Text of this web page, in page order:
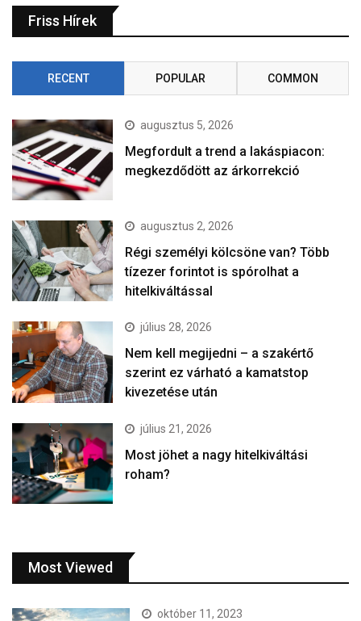
Friss Hírek
RECENT POPULAR COMMON
augusztus 5, 2026
Megfordult a trend a lakáspiacon:
megkezdődött az árkorrekció
augusztus 2, 2026
Régi személyi kölcsöne van? Több
tízezer forintot is spórolhat a
hitelkiváltással
július 28, 2026
Nem kell megijedni – a szakértő
szerint ez várható a kamatstop
kivezetése után
július 21, 2026
Most jöhet a nagy hitelkiváltási
roham?
Most Viewed
október 11, 2023